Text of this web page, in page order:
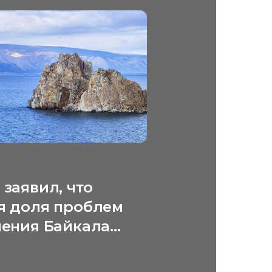
что
доля проблем
Байкала